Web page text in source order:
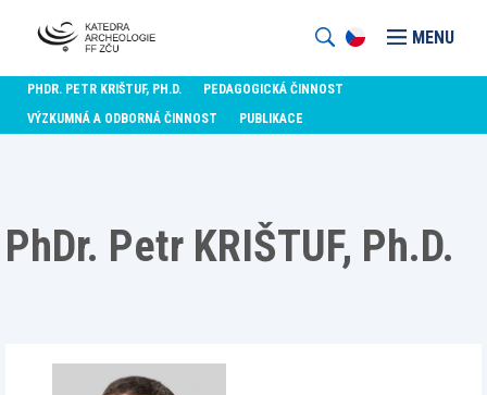
MENU
PHDR. PETR KRIŠTUF, PH.D.
PEDAGOGICKÁ ČINNOST
VÝZKUMNÁ A ODBORNÁ ČINNOST
PUBLIKACE
PhDr. Petr KRIŠTUF, Ph.D.